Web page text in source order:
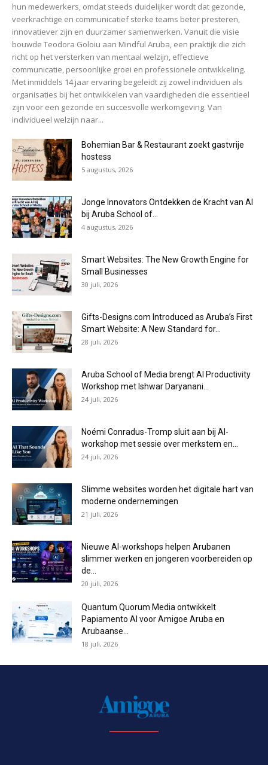
hun medewerkers, omdat steeds duidelijker wordt dat gezonde,
veerkrachtige en communicatief sterke teams beter presteren,
innovatiever zijn en duurzamer samenwerken. Vanuit die visie
bouwde Teodora Goloiu aan Mindful Aruba, een praktijk die zich
richt op het versterken van mentaal welzijn, effectieve
communicatie, persoonlijke groei en professionele ontwikkeling.
Met inmiddels 14 jaar ervaring begeleidt zij zowel individuen als
organisaties bij het ontwikkelen van vaardigheden die essentieel
zijn voor een gezonde en succesvolle werkomgeving. Van
individueel welzijn naar...
Bohemian Bar & Restaurant zoekt gastvrije
hostess
5 augustus, 2026
Jonge Innovators Ontdekken de Kracht van AI
bij Aruba School of...
4 augustus, 2026
Smart Websites: The New Growth Engine for
Small Businesses
30 juli, 2026
Gifts-Designs.com Introduced as Aruba’s First
Smart Website: A New Standard for...
28 juli, 2026
Aruba School of Media brengt AI Productivity
Workshop met Ishwar Daryanani...
24 juli, 2026
Noémi Conradus-Tromp sluit aan bij AI-
workshop met sessie over merkstem en...
24 juli, 2026
Slimme websites worden het digitale hart van
moderne ondernemingen
21 juli, 2026
Nieuwe AI-workshops helpen Arubanen
slimmer werken en jongeren voorbereiden op
de...
20 juli, 2026
Quantum Quorum Media ontwikkelt
Papiamento AI voor Amigoe Aruba en
Arubaanse...
18 juli, 2026